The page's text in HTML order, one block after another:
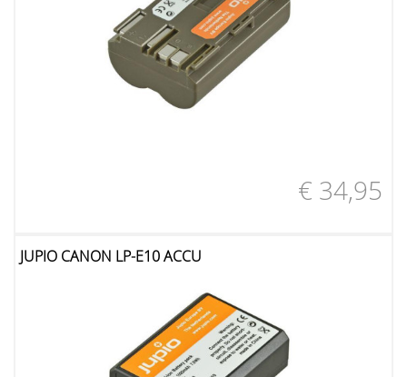
€ 34,95
JUPIO CANON LP-E10 ACCU